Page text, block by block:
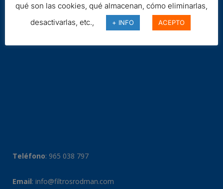
Teléfono: 965 038 797
Email: info@filtrosrodman.com
qué son las cookies, qué almacenan, cómo eliminarlas,
desactivarlas, etc.,
+ INFO ACEPTO